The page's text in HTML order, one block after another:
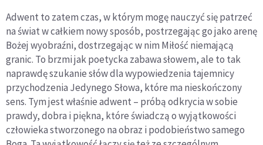
Adwent to zatem czas, w którym mogę nauczyć się patrzeć
na świat w całkiem nowy sposób, postrzegając go jako arenę
Bożej wyobraźni, dostrzegając w nim Miłość niemającą
granic. To brzmi jak poetycka zabawa słowem, ale to tak
naprawdę szukanie słów dla wypowiedzenia tajemnicy
przychodzenia Jedynego Słowa, które ma nieskończony
sens. Tym jest właśnie adwent – próbą odkrycia w sobie
prawdy, dobra i piękna, które świadczą o wyjątkowości
człowieka stworzonego na obraz i podobieństwo samego